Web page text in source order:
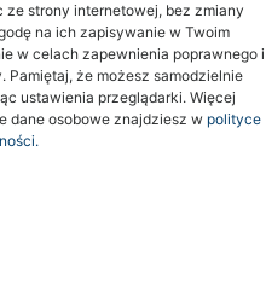
ze strony internetowej, bez zmiany
na ich zapisywanie w Twoim
w celach zapewnienia poprawnego i
że możesz samodzielnie
ustawienia przeglądarki. Więcej
dane osobowe znajdziesz w polityce